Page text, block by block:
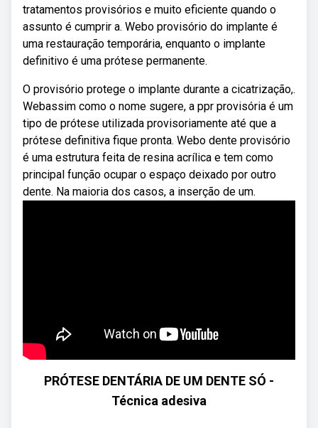
tratamentos provisórios e muito eficiente quando o
assunto é cumprir a. Webo provisório do implante é
uma restauração temporária, enquanto o implante
definitivo é uma prótese permanente.
O provisório protege o implante durante a cicatrização,.
Webassim como o nome sugere, a ppr provisória é um
tipo de prótese utilizada provisoriamente até que a
prótese definitiva fique pronta. Webo dente provisório
é uma estrutura feita de resina acrílica e tem como
principal função ocupar o espaço deixado por outro
dente. Na maioria dos casos, a inserção de um.
PRÓTESE DENTÁRIA DE UM DENTE SÓ -
Técnica adesiva